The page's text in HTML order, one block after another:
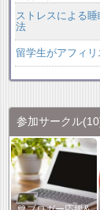
ストレスによる
法
留学生がアフィ
参加サークル